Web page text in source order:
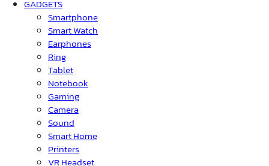
GADGETS
Smartphone
Smart Watch
Earphones
Ring
Tablet
Notebook
Gaming
Camera
Sound
Smart Home
Printers
VR Headset